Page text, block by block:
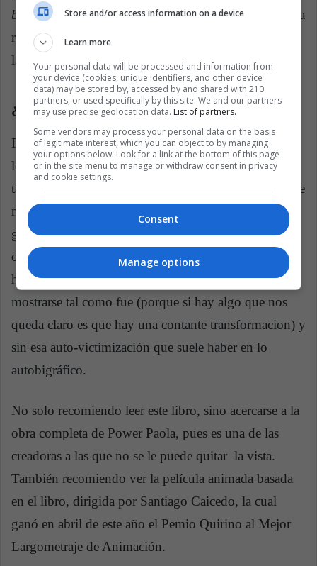
bien(2015). Por otro lado, ha sido galardonada con la
residencia artística de La Cité Internationale des Arts,
la Beca de la Gilberto Alzate Avendaño, entre otros.
¿Lo leo o no?
Recomiendo leerVirus Tropicalporque juega con un
lenguaje sencillo y unas ilustraciones con líneas
también sencillas pero de cierta manera bruscas, lo que
no solo incomoda un poco la vista, sino que también
genera una sensación de extrañamiento. Además,
como cuenta su vida propia es de una forma muy
honesta, sin tapujos y parece que sin miedo a
mostrarse tal como fue (porque si hay algo que nos
queda claro es que hay una contante transformacion) y
sin esa auto-victimización que suele haber en lo
autobigráfico.
No solo recomiendo leer este libro, sino acercarse a la
obra completa de Power Paola, pues es una de las
creadoras a las que no se le puede quitar la vista.
También recomiendo ver la película animada basada
en el libro, dirigida por Santiago Caicedo, la cual
ganó en abril de este año el Pemio Quirino al Mejor
Largometraje de Animación.
Store and/or access information on a device
Learn more
Your personal data will be processed and information from
your device (cookies, unique identifiers, and other device
data) may be stored by, accessed by and shared with 210
partners, or used specifically by this site. We and our partners
may use precise geolocation data. List of partners.
Some vendors may process your personal data on the basis
of legitimate interest, which you can object to by managing
your options below. Look for a link at the bottom of this page
or in the site menu to manage or withdraw consent in privacy
and cookie settings.
Consent
Manage options